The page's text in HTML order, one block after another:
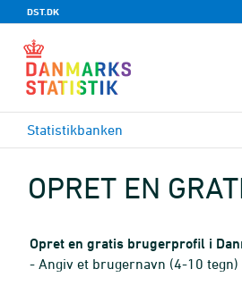
DST.DK
Statistikbanken
OPRET EN
Opret en gratis brugerprofil i
- Angiv et brugernavn (4-10 tegn)